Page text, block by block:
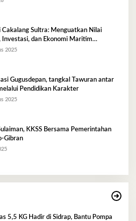
Cakalang Sultra: Menguatkan Nilai
Investasi, dan Ekonomi Maritim
2025
Gugusdepan, tangkal Tawuran antar
Pendidikan Karakter
2025
KKSS Bersama Pemerintahan
Gibran
5,5 KG Hadir di Sidrap, Bantu Pompa